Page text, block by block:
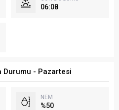
06:08
Durumu - Pazartesi
NEM
%50